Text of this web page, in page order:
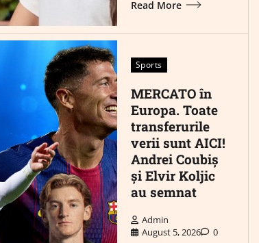
Read More
Sports
MERCATO în
Europa. Toate
transferurile
verii sunt AICI!
Andrei Coubiș
și Elvir Koljic
au semnat
Admin
August 5, 2026
0